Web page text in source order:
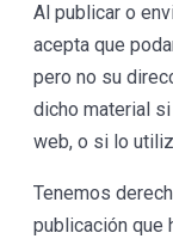
Al publicar o
acepta que
pero no su
dicho material
web, o si lo
Tenemos
publicación que